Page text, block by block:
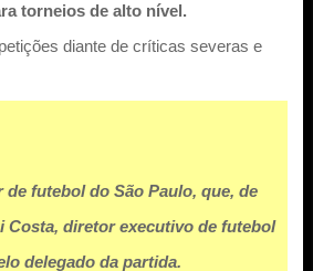
torneios de alto nível.
diante de críticas severas e
futebol do São Paulo, que, de
Costa, diretor executivo de futebol
delegado da partida.